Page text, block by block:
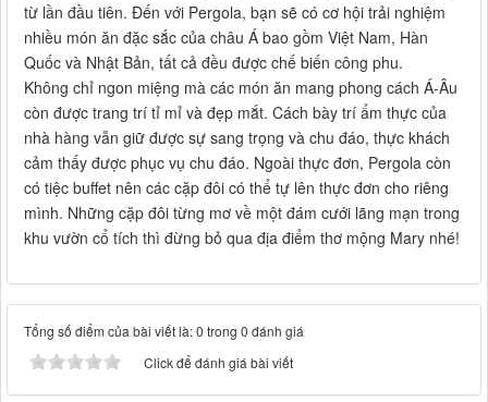
từ lần đầu tiên. Đến với Pergola, bạn sẽ có cơ hội trải nghiệm
nhiều món ăn đặc sắc của châu Á bao gồm Việt Nam, Hàn
Quốc và Nhật Bản, tất cả đều được chế biến công phu.
Không chỉ ngon miệng mà các món ăn mang phong cách Á-Âu
còn được trang trí tỉ mỉ và đẹp mắt. Cách bày trí ẩm thực của
nhà hàng vẫn giữ được sự sang trọng và chu đáo, thực khách
cảm thấy được phục vụ chu đáo. Ngoài thực đơn, Pergola còn
có tiệc buffet nên các cặp đôi có thể tự lên thực đơn cho riêng
mình. Những cặp đôi từng mơ về một đám cưới lãng mạn trong
khu vườn cổ tích thì đừng bỏ qua địa điểm thơ mộng Mary nhé!
Tổng số điểm của bài viết là: 0 trong 0 đánh giá
Click để đánh giá bài viết